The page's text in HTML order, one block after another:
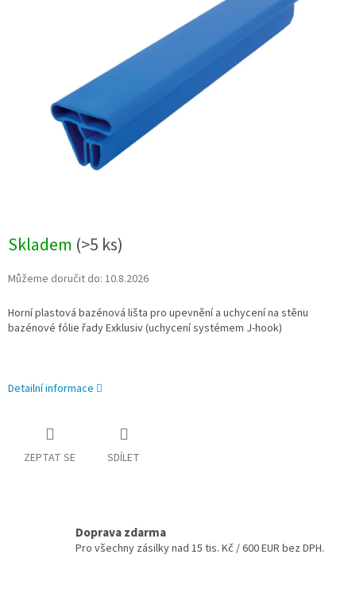
Skladem (>5 ks)
Můžeme doručit do: 10.8.2026
Horní plastová bazénová lišta pro upevnění a uchycení na stěnu
bazénové fólie řady Exklusiv (uchycení systémem J-hook)
Detailní informace
ZEPTAT SE SDÍLET
Doprava zdarma
Pro všechny zásilky nad 15 tis. Kč / 600 EUR bez DPH.